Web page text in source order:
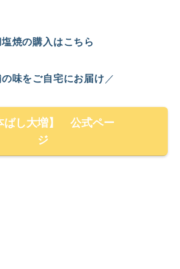
焼の購入はこちら
味をご自宅にお届け ／
ばし大増】 公式ペー
ジ